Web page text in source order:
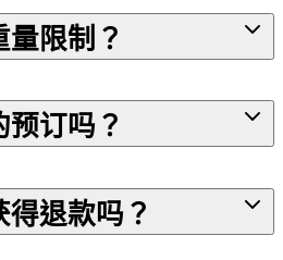
限制？
订吗？
退款吗？